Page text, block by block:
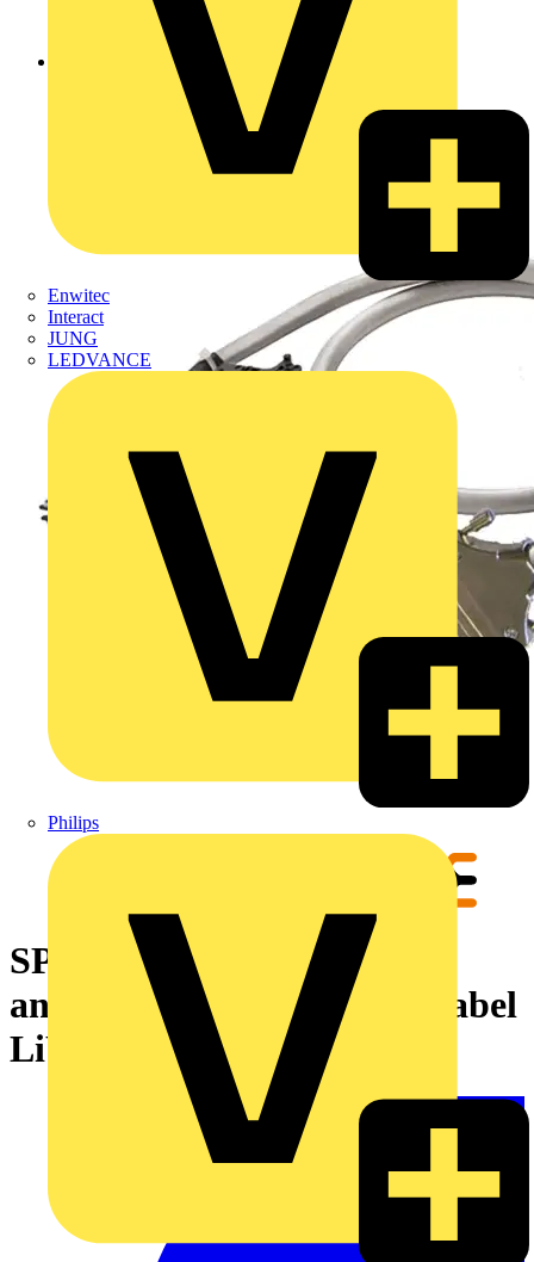
Enwitec
Interact
JUNG
LEDVANCE
Philips
Zurück zu Produkte
SPS-Verbindungskabel,
analoge Signale, 25 Pole, Kabel
LiYCY, 2.5 m, 0.25 mm²